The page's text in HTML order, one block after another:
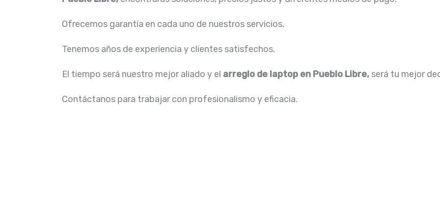
Ofrecemos garantía en cada uno de nuestros servicios.
Tenemos años de experiencia y clientes satisfechos.
El tiempo será nuestro mejor aliado y el arreglo de laptop en Pueblo Libre, será tu mejor
Contáctanos para trabajar con profesionalismo y eficacia.